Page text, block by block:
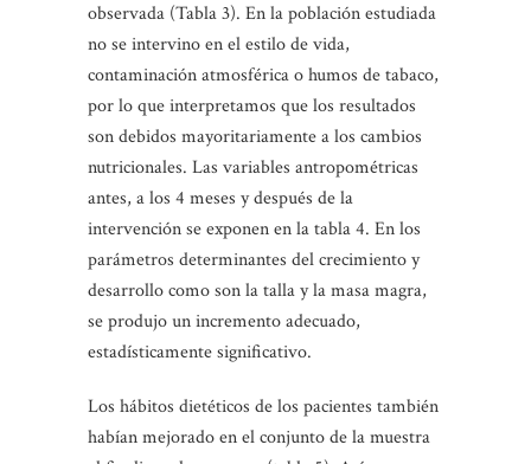
observada (Tabla 3). En la población estudiada
no se intervino en el estilo de vida,
contaminación atmosférica o humos de tabaco,
por lo que interpretamos que los resultados
son debidos mayoritariamente a los cambios
nutricionales. Las variables antropométricas
antes, a los 4 meses y después de la
intervención se exponen en la tabla 4. En los
parámetros determinantes del crecimiento y
desarrollo como son la talla y la masa magra,
se produjo un incremento adecuado,
estadísticamente significativo.
Los hábitos dietéticos de los pacientes también
habían mejorado en el conjunto de la muestra